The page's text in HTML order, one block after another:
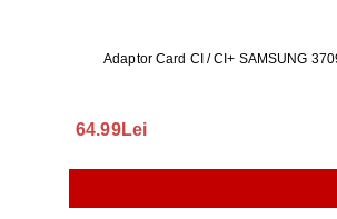
Adaptor Card CI / CI+ SAMSUNG
64.99Lei